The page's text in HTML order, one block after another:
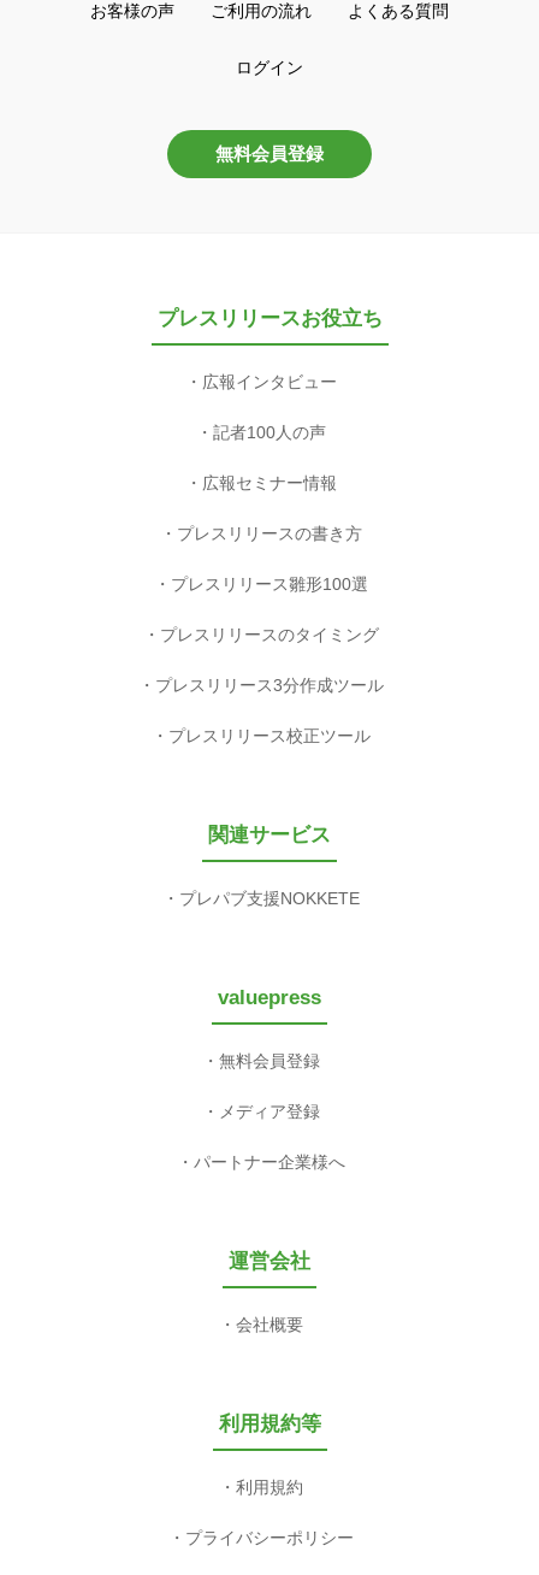
お客様の声 ご利用の流れ よくある質問
ログイン
無料会員登録
プレスリリースお役立ち
広報インタビュー
記者100人の声
広報セミナー情報
プレスリリースの書き方
プレスリリース雛形100選
プレスリリースのタイミング
プレスリリース3分作成ツール
プレスリリース校正ツール
関連サービス
プレパブ支援NOKKETE
valuepress
無料会員登録
メディア登録
パートナー企業様へ
運営会社
会社概要
利用規約等
利用規約
プライバシーポリシー